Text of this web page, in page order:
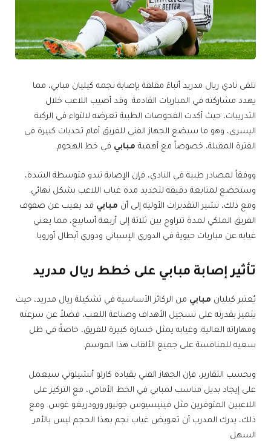
تلقى نادي ريال مدريد أنباءً مقلقة بإصابة نجمه كيليان مبابي، مما
يهدد مشاركته في المباريات القادمة. وقد أصيب اللاعب خلال
التدريبات، حيث أكدت الفحوصات الطبية تعرضه لالتواء في الركبة
اليسرى، وهو ما سيضع الجهاز الفني للفريق أمام تحديات كبيرة في
الفترة المقبلة، خصوصاً مع أهمية مبابي في خط الهجوم.
ووفقاً لمصادر طبية في النادي، فإن الإصابة تبدو متوسطة الشدة،
وستخضع لمتابعة دقيقة لتحديد مدة غياب اللاعب بشكل نهائي.
ومع ذلك، تشير التقديرات الأولية إلى أن مبابي قد يغيب عن صفوف
الفريق الملكي لمدة تتراوح بين ثلاثة إلى أربعة أسابيع، مما يعني
غيابه عن مباريات حيوية في الدوري الإسباني ودوري أبطال أوروبا.
تأثير إصابة مبابي على خطط ريال مدريد
يُعتبر كيليان مبابي من الركائز الأساسية في تشكيلة ريال مدريد، حيث
يتميز بقدرته على تسجيل الأهداف وصناعة اللعب، فضلاً عن سرعته
ومهاراته العالية. وغيابه يمثل خسارة كبيرة للفريق، خاصةً في ظل
سعيه للمنافسة على جميع الألقاب هذا الموسم.
وبحسب التقارير، فإن الجهاز الفني بقيادة كارلو أنشيلوتي سيعمل
على إيجاد بديل مناسب لمبابي في الخط الأمامي، مع التركيز على
اللاعبين المتوفرين مثل فينيسيوس جونيور ورودريغو غوس. ومع
ذلك، يدرك المدرب أن تعويض غياب نجم بهذا الحجم ليس بالأمر
السهل.